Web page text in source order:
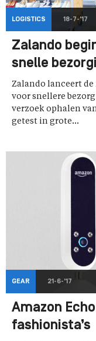
LOGISTICS 18-7-'17
Zalando
snelle
Zalando lanceert
voor snellere
verzoek ophalen
getest in grote...
GEAR 21-6-'17
Amazon
fashionista’s